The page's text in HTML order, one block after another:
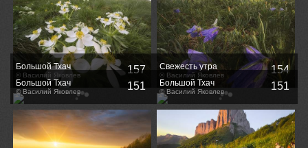
Большой Тхач
© Василий Яковлев 157 Свежесть утра
© Василий Яковлев 154
Большой Тхач
© Василий Яковлев 151 Большой Тхач
© Василий Яковлев 151